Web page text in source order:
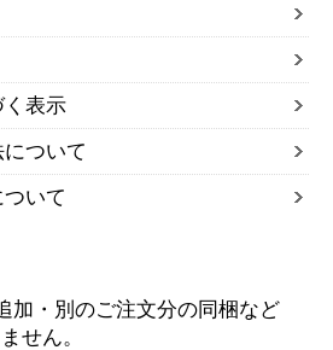
表示
ついて
いて
加・別のご注文分の同梱など
せん。